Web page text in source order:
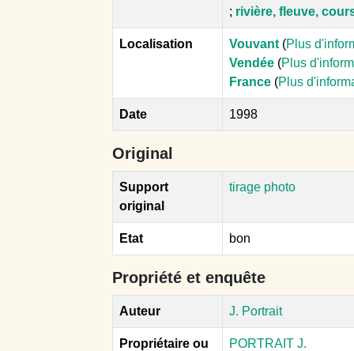
; rivière, fleuve,
Localisation Vouvant (Plus
Vendée (Plus
France (Plus
Date 1998
Original
Support
original
tirage photo
Etat bon
Propriété et enquête
Auteur J. Portrait
Propriétaire ou
PORTRAIT J.